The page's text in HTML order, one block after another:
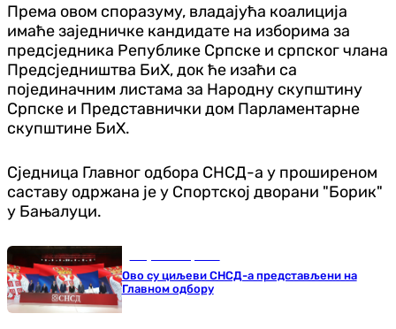
Према овом споразуму, владајућа коалиција
имаће заједничке кандидате на изборима за
предсједника Републике Српске и српског члана
Предсједништва БиХ, док ће изаћи са
појединачним листама за Народну скупштину
Српске и Представнички дом Парламентарне
скупштине БиХ.
Сједница Главног одбора СНСД-а у проширеном
саставу одржана је у Спортској дворани "Борик"
у Бањалуци.
Ово су циљеви СНСД-а представљени на
Главном одбору